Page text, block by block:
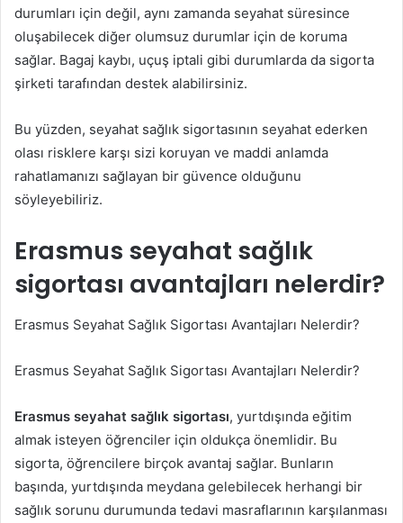
durumları için değil, aynı zamanda seyahat süresince
oluşabilecek diğer olumsuz durumlar için de koruma
sağlar. Bagaj kaybı, uçuş iptali gibi durumlarda da sigorta
şirketi tarafından destek alabilirsiniz.
Bu yüzden, seyahat sağlık sigortasının seyahat ederken
olası risklere karşı sizi koruyan ve maddi anlamda
rahatlamanızı sağlayan bir güvence olduğunu
söyleyebiliriz.
Erasmus seyahat sağlık
sigortası avantajları nelerdir?
Erasmus Seyahat Sağlık Sigortası Avantajları Nelerdir?
Erasmus Seyahat Sağlık Sigortası Avantajları Nelerdir?
Erasmus seyahat sağlık sigortası, yurtdışında eğitim
almak isteyen öğrenciler için oldukça önemlidir. Bu
sigorta, öğrencilere birçok avantaj sağlar. Bunların
başında, yurtdışında meydana gelebilecek herhangi bir
sağlık sorunu durumunda tedavi masraflarının karşılanması